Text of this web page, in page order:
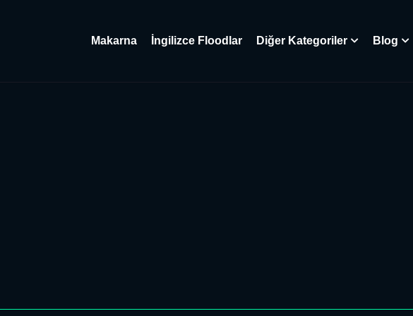
Makarna İngilizce Floodlar Diğer Kategoriler Blog